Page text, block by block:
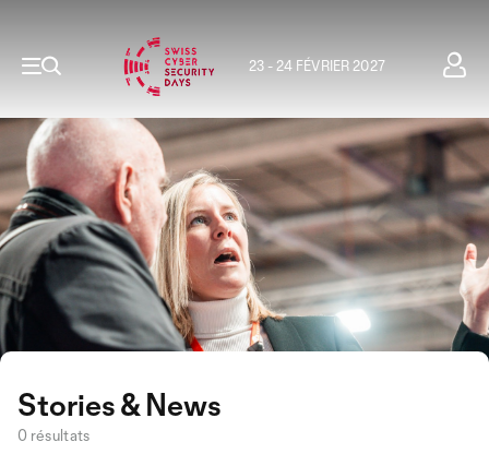
23 - 24 FÉVRIER 2027
Stories & News
0 résultats